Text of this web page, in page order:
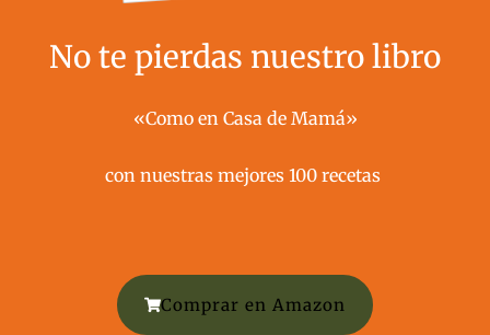
No te pierdas nuestro libro
«Como en Casa de Mamá»
con nuestras mejores 100 recetas ​
Comprar en Amazon